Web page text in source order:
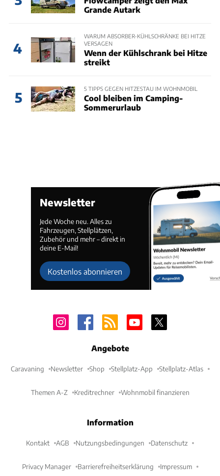
Grande Autark
4
WARUM ABSORBER-KÜHLSCHRÄNKE BEI HITZE
VERSAGEN
Wenn der Kühlschrank bei Hitze
streikt
5
5 TIPPS GEGEN HITZESTAU IM WOHNMOBIL
Cool bleiben im Camping-
Sommerurlaub
Newsletter
Jede Woche neu. Alles zu
Fahrzeugen, Stellplätzen,
Zubehör und mehr – direkt in
deine E-Mail!
Kostenlos abonnieren
Angebote
Caravaning Newsletter Shop Stellplatz-App Stellplatz-Atlas
Themen A-Z Kreditrechner Wohnmobil finanzieren
Information
Kontakt AGB Nutzungsbedingungen Datenschutz
Privacy Manager Barrierefreiheitserklärung Impressum